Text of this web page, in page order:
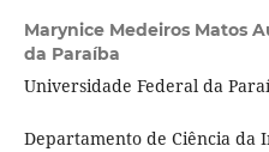
Marynice Medeiros Matos
da Paraíba
Universidade Federal da
Departamento de Ciência da